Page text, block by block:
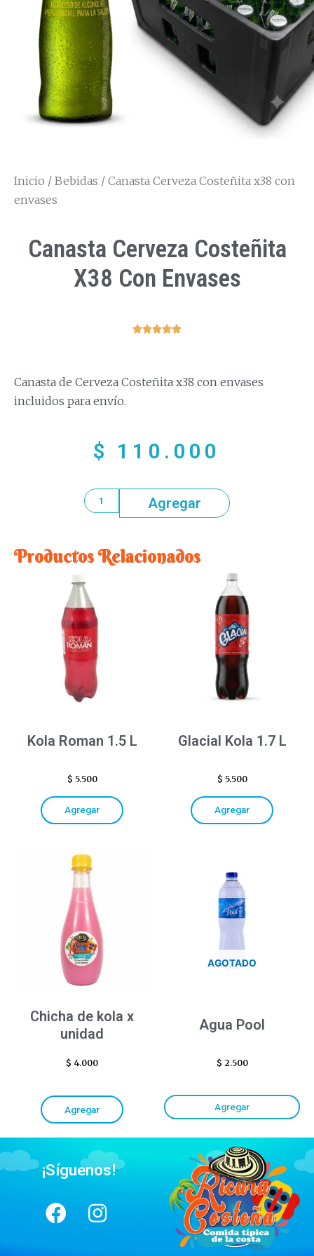
Inicio / Bebidas / Canasta Cerveza Costeñita x38 con
envases
Canasta Cerveza Costeñita
X38 Con Envases

Canasta de Cerveza Costeñita x38 con envases
incluidos para envío.
$ 110.000
Agregar
Productos Relacionados
Kola Roman 1.5 L
$ 5.500
Agregar
Glacial Kola 1.7 L
$ 5.500
Agregar
Chicha de kola x
unidad
$ 4.000
Agregar
AGOTADO
Agua Pool
$ 2.500
Agregar
¡Síguenos!